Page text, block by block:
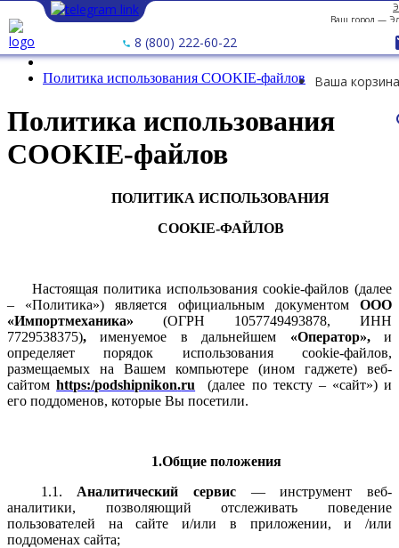
Ваш город —
8 (800) 222-60-22
Ваша
Политика использования COOKIE-файлов
Политика использования
COOKIE-файлов
ПОЛИТИКА ИСПОЛЬЗОВАНИЯ
COOKIE-ФАЙЛОВ
Настоящая политика использования cookie-файлов (далее
– «Политика») является официальным документом ООО
«Импортмеханика»
(ОГРН 1057749493878, ИНН
7729538375),именуемое в дальнейшем «Оператор»,
и
определяет порядок использованияcookie-файлов,
размещаемых на Вашем компьютере (ином гаджете) веб-
сайтомhttps:/podshipnikon.ru
(далее по тексту – «сайт») и
его поддоменов, которые Вы посетили.
1.Общие положения
1.1. Аналитический сервис — инструмент веб-
аналитики, позволяющий отслеживать поведение
пользователей на сайте и/или в приложении, и /или
поддоменах сайта;